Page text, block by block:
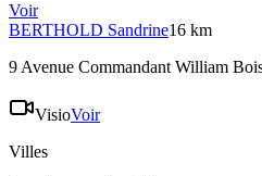
Voir
BERTHOLD Sandrine16 km
9 Avenue Commandant William
VisioVoir
Villes